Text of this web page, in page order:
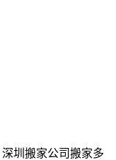
深圳搬家公司搬家多